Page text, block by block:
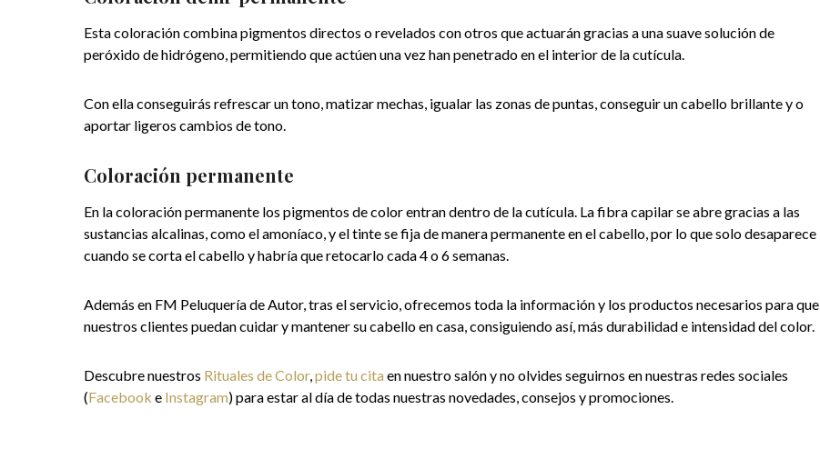
Esta coloración combina pigmentos directos o revelados con otros que actuarán gracias a una suave solución de
peróxido de hidrógeno, permitiendo que actúen una vez han penetrado en el interior de la cutícula.
Con ella conseguirás refrescar un tono, matizar mechas, igualar las zonas de puntas, conseguir un cabello brillante y o
aportar ligeros cambios de tono.
Coloración permanente
En la coloración permanente los pigmentos de color entran dentro de la cutícula. La fibra capilar se abre gracias a las
sustancias alcalinas, como el amoníaco, y el tinte se fija de manera permanente en el cabello, por lo que solo desaparece
cuando se corta el cabello y habría que retocarlo cada 4 o 6 semanas.
Además en FM Peluquería de Autor, tras el servicio, ofrecemos toda la información y los productos necesarios para que
nuestros clientes puedan cuidar y mantener su cabello en casa, consiguiendo así, más durabilidad e intensidad del color.
Descubre nuestros Rituales de Color,pide tu citaen nuestro salón y no olvides seguirnos en nuestras redes sociales
(Facebook e Instagram) para estar al día de todas nuestras novedades, consejos y promociones.